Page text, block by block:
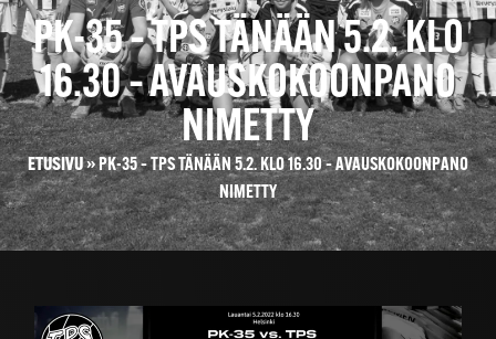
PK-35 – TPS TÄNÄÄN 5.2. KLO
16.30 – AVAUSKOKOONPANO
NIMETTY
ETUSIVU»PK-35 – TPS TÄNÄÄN 5.2. KLO 16.30 – AVAUSKOKOONPANO
NIMETTY